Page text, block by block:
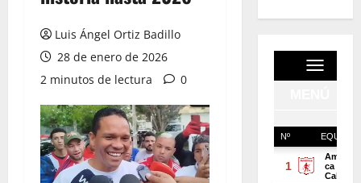
Luis Ángel Ortiz Badillo
28 de enero de 2026
2 minutos de lectura
0